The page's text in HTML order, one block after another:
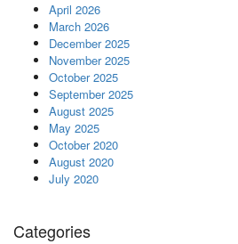
April 2026
March 2026
December 2025
November 2025
October 2025
September 2025
August 2025
May 2025
October 2020
August 2020
July 2020
Categories